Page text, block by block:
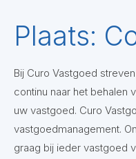
Plaats:
Bij Curo Vastgoed
continu naar het behalen
uw vastgoed. Curo
vastgoedmanagement.
graag bij ieder vastgoed